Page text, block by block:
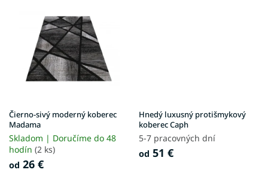
Čierno-sivý moderný koberec
Madama
Skladom | Doručíme do 48
hodín (2 ks)
od 26 €
Hnedý luxusný protišmykový
koberec Caph
5-7 pracovných dní
od 51 €